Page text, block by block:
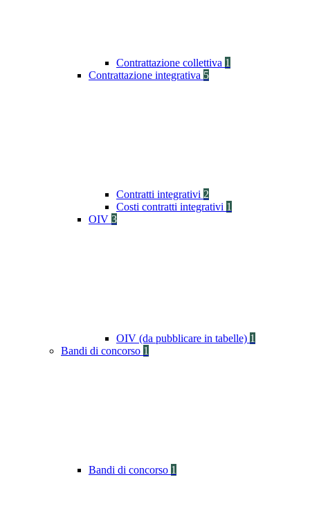
Contrattazione collettiva 1
Contrattazione integrativa 5
Contratti integrativi 2
Costi contratti integrativi 1
OIV 3
OIV (da pubblicare in tabelle) 1
Bandi di concorso 1
Bandi di concorso 1